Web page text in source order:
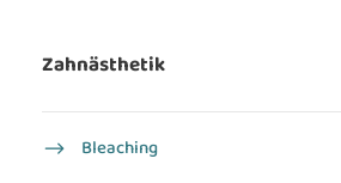
Zahnästhetik
Bleaching